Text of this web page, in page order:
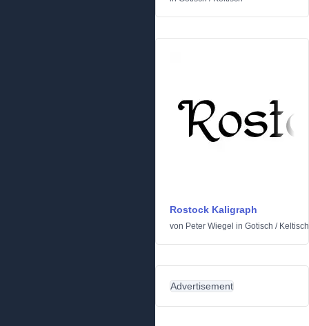
Rostock Kaligraph
von Peter Wiegel in Gotisch / Keltisch
Advertisement